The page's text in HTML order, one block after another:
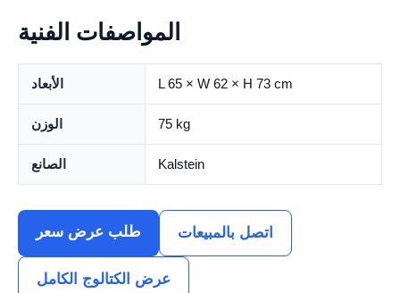
المواصفات الفنية
الأبعاد L 65 × W 62 × H 73 cm
الوزن 75 kg
الصانع Kalstein
طلب عرض سعر اتصل بالمبيعات
عرض الكتالوج الكامل